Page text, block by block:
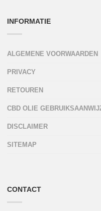
INFORMATIE
ALGEMENE VOORWAARDEN
PRIVACY
RETOUREN
CBD OLIE
DISCLAIMER
SITEMAP
CONTACT